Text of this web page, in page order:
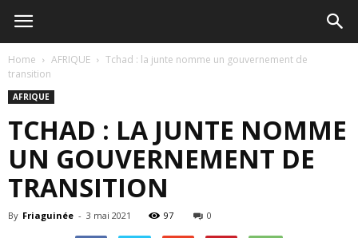
Home AFRIQUE
Tchad : la junte nomme un gouvernement de
transition
AFRIQUE
TCHAD : LA JUNTE NOMME
UN GOUVERNEMENT DE
TRANSITION
By Friaguinée - 3 mai 2021 97 0